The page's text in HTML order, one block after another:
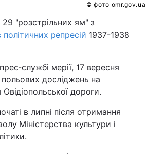
© фото
"розстрільних ям" з
репресій 1937-1938
службі мерії, 17 вересня
досліджень на
дороги.
в липні після отримання
Міністерства культури і